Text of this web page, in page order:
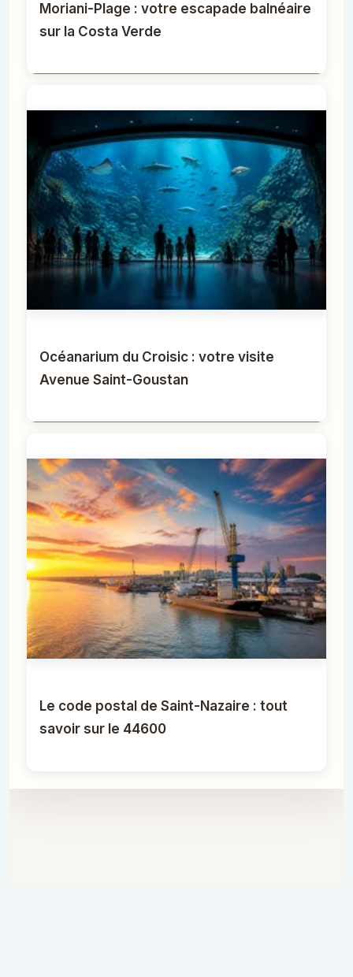
Moriani-Plage : votre escapade balnéaire
sur la Costa Verde
Océanarium du Croisic : votre visite
Avenue Saint-Goustan
Le code postal de Saint-Nazaire : tout
savoir sur le 44600